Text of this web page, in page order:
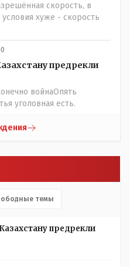
скорость, в
условия хуже - скорость
предрекли
войнаОпять
уголовная есть.
темы
предрекли